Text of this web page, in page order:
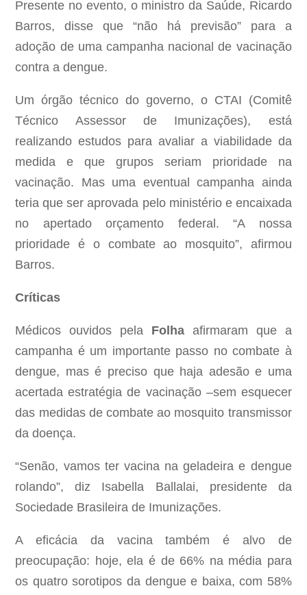
Presente no evento, o ministro da Saúde, Ricardo
Barros, disse que “não há previsão” para a
adoção de uma campanha nacional de vacinação
contra a dengue.
Um órgão técnico do governo, o CTAI (Comitê
Técnico Assessor de Imunizações), está
realizando estudos para avaliar a viabilidade da
medida e que grupos seriam prioridade na
vacinação. Mas uma eventual campanha ainda
teria que ser aprovada pelo ministério e encaixada
no apertado orçamento federal. “A nossa
prioridade é o combate ao mosquito”, afirmou
Barros.
Críticas
Médicos ouvidos pela Folha afirmaram que a
campanha é um importante passo no combate à
dengue, mas é preciso que haja adesão e uma
acertada estratégia de vacinação –sem esquecer
das medidas de combate ao mosquito transmissor
da doença.
“Senão, vamos ter vacina na geladeira e dengue
rolando”, diz Isabella Ballalai, presidente da
Sociedade Brasileira de Imunizações.
A eficácia da vacina também é alvo de
preocupação: hoje, ela é de 66% na média para
os quatro sorotipos da dengue e baixa, com 58%